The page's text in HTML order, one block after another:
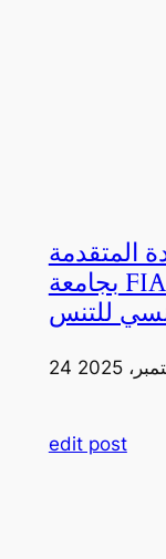
المتقدمة
بجامعة FIA يزورون ملعب رولان
للتنس
2025
edit post